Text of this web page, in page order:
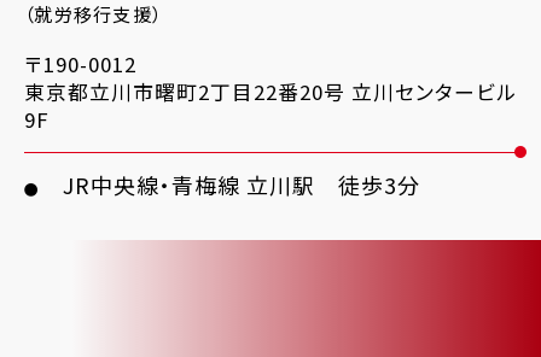
（就労移行支援）
〒190-0012
東京都立川市曙町2丁目22番20号 立川センタービル
9F
● JR中央線・青梅線 立川駅 徒歩3分